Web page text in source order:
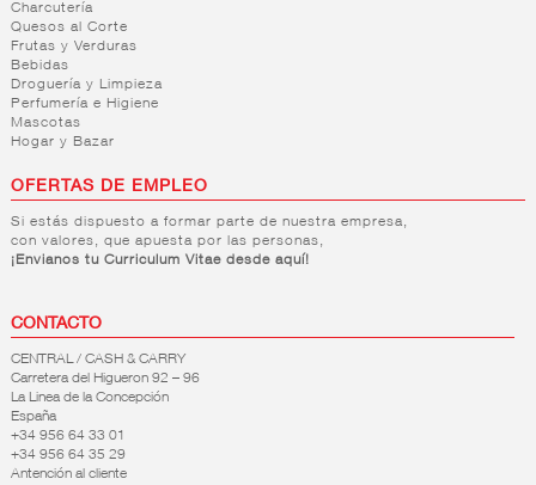
Charcutería
Quesos al Corte
Frutas y Verduras
Bebidas
Droguería y Limpieza
Perfumería e Higiene
Mascotas
Hogar y Bazar
OFERTAS DE EMPLEO
Si estás dispuesto a formar parte de nuestra empresa,
con valores, que apuesta por las personas,
¡Envianos tu Curriculum Vitae desde aquí!
CONTACTO
CENTRAL / CASH & CARRY
Carretera del Higueron 92 – 96
La Linea de la Concepción
España
+34 956 64 33 01
+34 956 64 35 29
Antención al cliente